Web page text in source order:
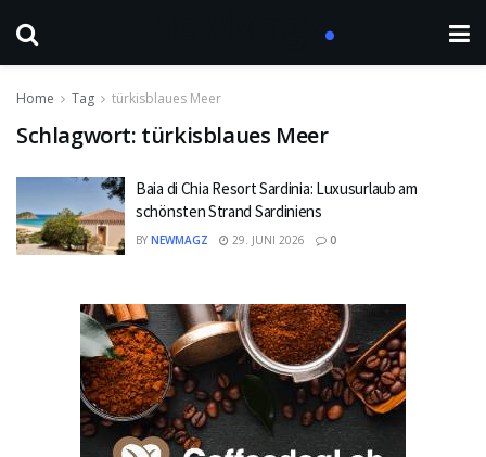
Home Tag türkisblaues Meer
Schlagwort: türkisblaues Meer
Baia di Chia Resort Sardinia: Luxusurlaub am
schönsten Strand Sardiniens
BY NEWMAGZ 29. JUNI 2026 0